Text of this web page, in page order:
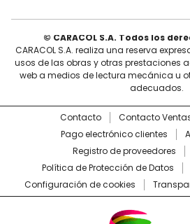
© CARACOL S.A. Todos los
CARACOL S.A. realiza una reserva
usos de las obras y otras prestaciones
web a medios de lectura mecánica u
adecuados.
Contacto Contacto
Pago electrónico clientes
Registro de proveedores
Política de Protección de Datos
Configuración de cookies